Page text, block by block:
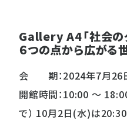
Gallery A4「社会の
６つの点から広がる
会 期：2024年7月26
開館時間：10:00 〜
で） 10月2日(水)は